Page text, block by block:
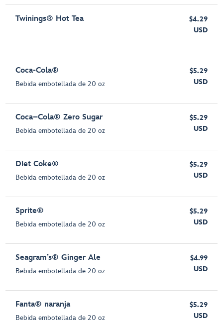
Twinings® Hot Tea
$4.29
USD
Coca-Cola®
Bebida embotellada de 20 oz
$5.29
USD
Coca–Cola® Zero Sugar
Bebida embotellada de 20 oz
$5.29
USD
Diet Coke®
Bebida embotellada de 20 oz
$5.29
USD
Sprite®
Bebida embotellada de 20 oz
$5.29
USD
Seagram’s® Ginger Ale
Bebida embotellada de 20 oz
$4.99
USD
Fanta® naranja
Bebida embotellada de 20 oz
$5.29
USD